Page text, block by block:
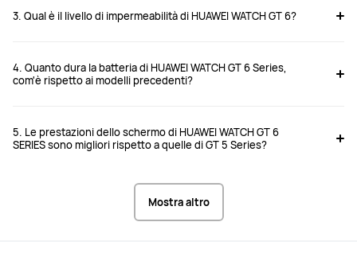
3. Qual è il livello di impermeabilità di HUAWEI WATCH GT 6?
4. Quanto dura la batteria di HUAWEI WATCH GT 6 Series,
com'è rispetto ai modelli precedenti?
5. Le prestazioni dello schermo di HUAWEI WATCH GT 6
SERIES sono migliori rispetto a quelle di GT 5 Series?
Mostra altro